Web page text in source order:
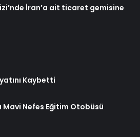
İran’a ait ticaret gemisine
Kaybetti
Nefes Eğitim Otobüsü